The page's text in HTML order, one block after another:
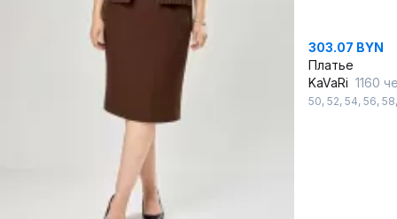
303.07 BYN
Платье
KaVaRi 1160
50, 52, 54, 56, 58